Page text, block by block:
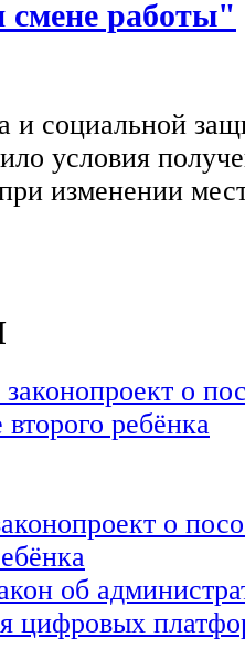
смене работы"
и социальной
условия
изменении
о